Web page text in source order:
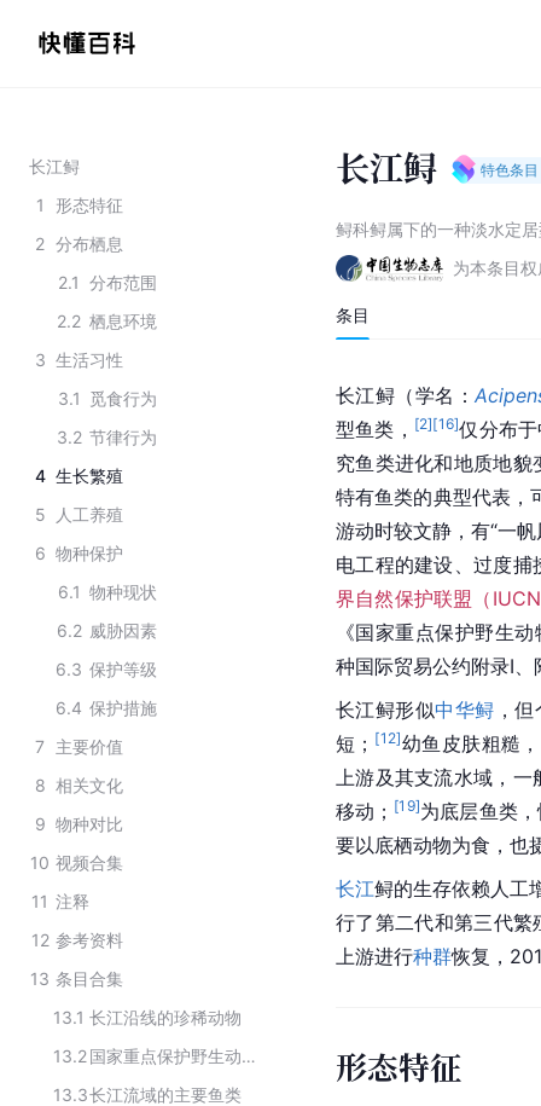
长江鲟
1
形态特征
2 分布栖息
2.1 分布范围
2.2 栖息环境
3 生活习性
3.1 觅食行为
3.2 节律行为
4 生长繁殖
5
人工养殖
6 物种保护
6.1 物种现状
6.2 威胁因素
6.3 保护等级
6.4 保护措施
7
主要价值
8 相关文化
9 物种对比
10 视频合集
11 注释
12 参考资料
13 条目合集
13.1 长江沿线的珍稀动物
13.2
国家重点保护野生动物（硬骨鱼纲鲟形目）
13.3长江流域的主要鱼类
长江鲟 特色条目
鲟科鲟属下的一种淡水定
为本条目
条目
长江鲟（学名 ：
型鱼类， [2][16]仅分布
究鱼类进化和地质地
特有鱼类的典型代表，
游动时较文静，有“一
电工程的建设、过度
界自然保护联盟（
《国家重点保护野生
种国际贸易公约附录Ⅰ
长江鲟形似中华鲟 ，
短； [12]幼鱼皮肤粗糙
上游及其支流水域，
移动； [19]为底层鱼类
要以底栖动物为食，也
长江鲟的生存依赖人工
行了第二代和第三代
上游进行种群恢复，
形态特征